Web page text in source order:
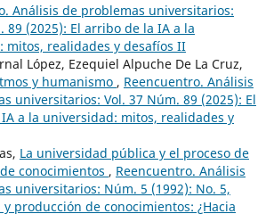
Análisis de problemas universitarios:
89 (2025): El arribo de la IA a la
mitos, realidades y desafíos II
López, Ezequiel Alpuche De La Cruz,
y humanismo , Reencuentro. Análisis
universitarios: Vol. 37 Núm. 89 (2025): El
a la universidad: mitos, realidades y
La universidad pública y el proceso de
conocimientos , Reencuentro. Análisis
universitarios: Núm. 5 (1992): No. 5,
producción de conocimientos: ¿Hacia